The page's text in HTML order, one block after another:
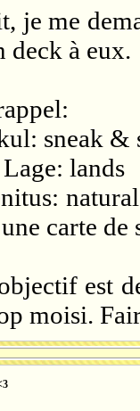
je me
deck à eux.
sneak &
lands
carte de
est
moisi.